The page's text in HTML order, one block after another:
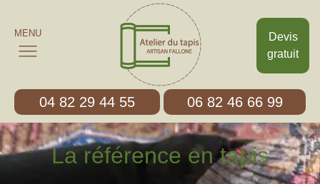
Devis
gratuit
MENU
04 82 29 44 55 06 82 46 66 99
La référence en tapis